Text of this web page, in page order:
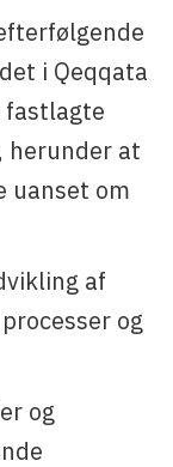
i Qeqqata
fastlagte
herunder at
uanset om
af
og
og